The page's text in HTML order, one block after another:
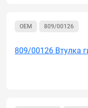
OEM 809/00126
809/00126 Втулка